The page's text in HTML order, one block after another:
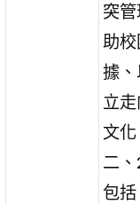
突
助
據
立
文化
二
包